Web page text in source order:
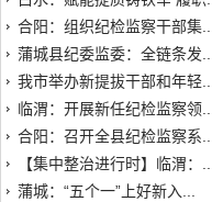
合阳：组织纪检监察干部集...
蒲城县纪委监委：全链条发...
我市举办新提拔干部和年轻...
临渭：开展新任纪检监察领...
合阳：召开全县纪检监察系...
【集中整治进行时】临渭：...
蒲城：“五个一”上好新入...